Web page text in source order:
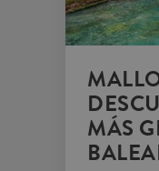
MÁS